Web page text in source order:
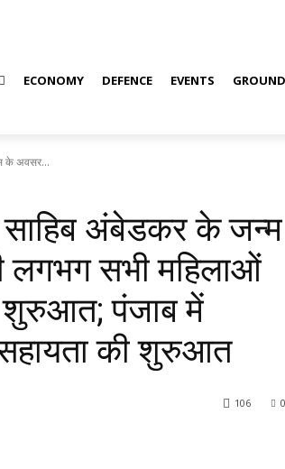
ECONOMY DEFENCE EVENTS
के अवसर...
साहिब अंबेडकर के जन्म
सभी महिलाओं
शुरुआत; पंजाब में
की शुरुआत
0
106